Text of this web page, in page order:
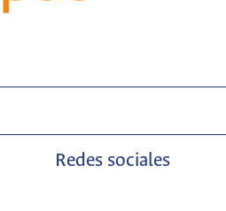
Redes sociales